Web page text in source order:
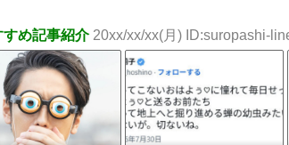
すめ記事紹介20xx/xx/xx(月) ID:suropashi-